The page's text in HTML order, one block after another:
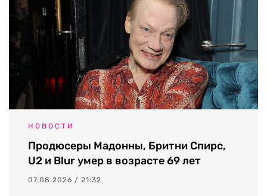
НОВОСТИ
Продюсеры Мадонны, Бритни Спирс,
U2 и Blur умер в возрасте 69 лет
07.08.2026 / 21:32